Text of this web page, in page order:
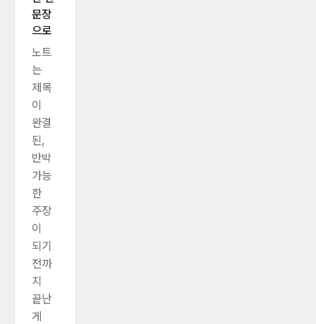
문장
으로
노트
는
제목
이
완결
된,
반박
가능
한
주장
이
되기
전까
지
끝난
게